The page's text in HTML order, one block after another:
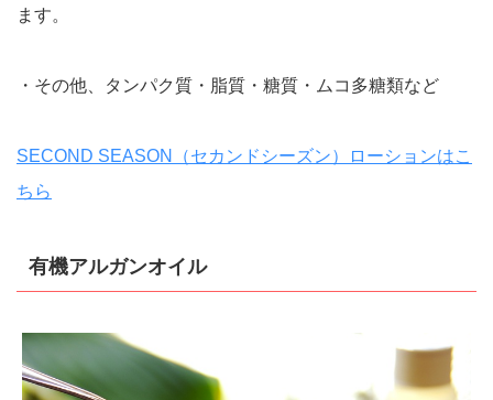
ます。
・その他、タンパク質・脂質・糖質・ムコ多糖類など
SECOND SEASON（セカンドシーズン）ローションはこ
ちら
有機アルガンオイル